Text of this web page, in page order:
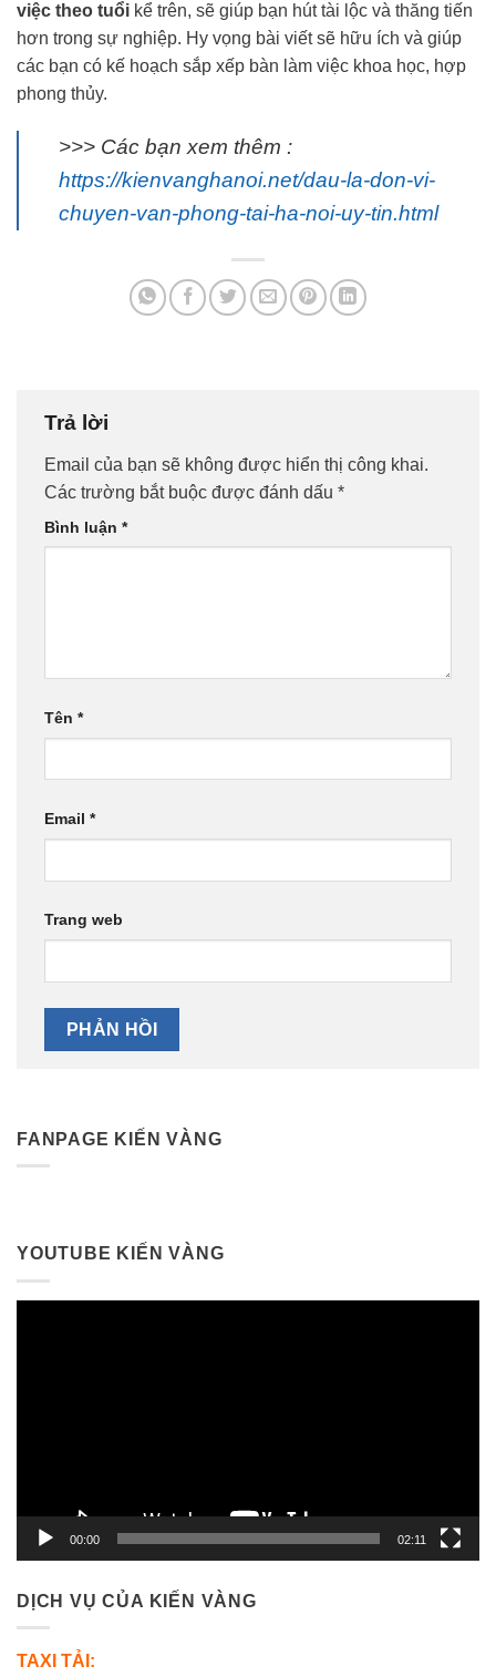
FANPAGE KIẾN VÀNG
YOUTUBE KIẾN VÀNG
00:00 02:11
DỊCH VỤ CỦA KIẾN VÀNG
TAXI TẢI:
việc theo tuổi kể trên, sẽ giúp bạn hút tài lộc và thăng tiến
hơn trong sự nghiệp. Hy vọng bài viết sẽ hữu ích và giúp
các bạn có kế hoạch sắp xếp bàn làm việc khoa học, hợp
phong thủy.
>>> Các bạn xem thêm :
https://kienvanghanoi.net/dau-la-don-vi-
chuyen-van-phong-tai-ha-noi-uy-tin.html
Trả lời
Email của bạn sẽ không được hiển thị công khai.
Các trường bắt buộc được đánh dấu *
Bình luận *
Tên *
Email *
Trang web